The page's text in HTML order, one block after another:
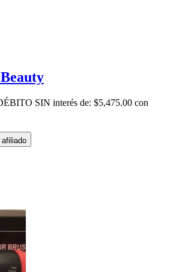
SIN interés de: $5,475.00 con
afiliado